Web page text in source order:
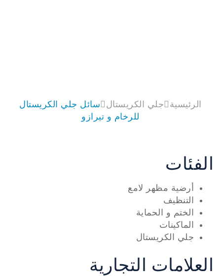
الرئيسية جلي الكريستال
سائل جلي الكريستال
للرخام و تيرازو
الفئات
أرضية مظهر لامع
التنظيف
الختم و الحماية
الماكينات
جلي الكريستال
العلامات التجارية